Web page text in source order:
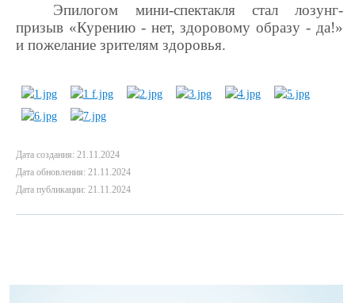
Эпилогом мини-спектакля стал лозунг-
призыв «Курению - нет, здоровому образу - да!»
и пожелание зрителям здоровья.
Дата создания: 21.11.2024
Дата обновления: 21.11.2024
Дата публикации: 21.11.2024